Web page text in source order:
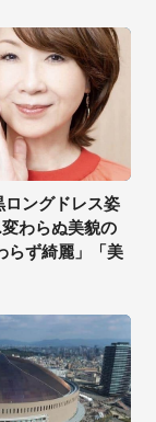
ングドレス姿
わらぬ美貌の
らず綺麗」「美